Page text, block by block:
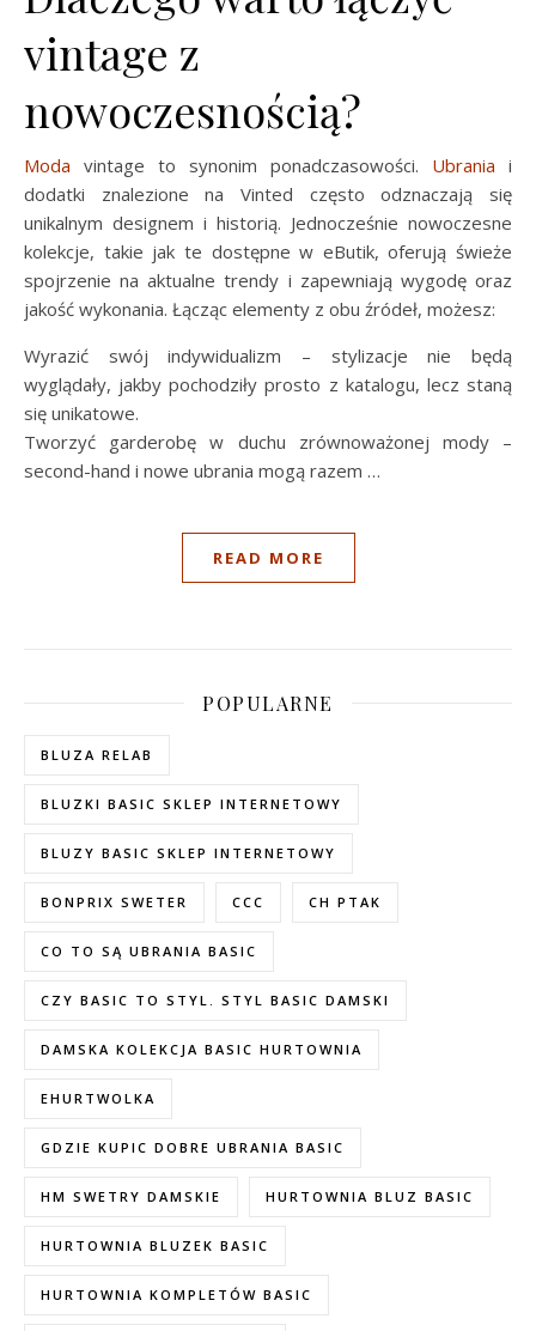
vintage z
nowoczesnością?
Moda vintage to synonim ponadczasowości. Ubrania i
dodatki znalezione na Vinted często odznaczają się
unikalnym designem i historią. Jednocześnie nowoczesne
kolekcje, takie jak te dostępne w eButik, oferują świeże
spojrzenie na aktualne trendy i zapewniają wygodę oraz
jakość wykonania. Łącząc elementy z obu źródeł, możesz:
Wyrazić swój indywidualizm – stylizacje nie będą
wyglądały, jakby pochodziły prosto z katalogu, lecz staną
się unikatowe.
Tworzyć garderobę w duchu zrównoważonej mody –
second-hand i nowe ubrania mogą razem …
READ MORE
POPULARNE
BLUZA RELAB
BLUZKI BASIC SKLEP INTERNETOWY
BLUZY BASIC SKLEP INTERNETOWY
BONPRIX SWETER CCC CH PTAK
CO TO SĄ UBRANIA BASIC
CZY BASIC TO STYL. STYL BASIC DAMSKI
DAMSKA KOLEKCJA BASIC HURTOWNIA
EHURTWOLKA
GDZIE KUPIC DOBRE UBRANIA BASIC
HM SWETRY DAMSKIE HURTOWNIA BLUZ BASIC
HURTOWNIA BLUZEK BASIC
HURTOWNIA KOMPLETÓW BASIC